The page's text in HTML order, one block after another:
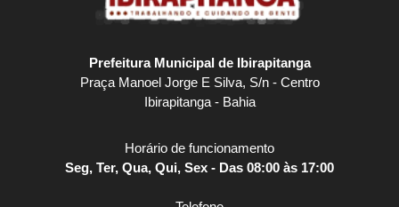
Prefeitura Municipal de Ibirapitanga
Praça Manoel Jorge E Silva, S/n - Centro
Ibirapitanga - Bahia
Horário de funcionamento
Seg, Ter, Qua, Qui, Sex - Das 08:00 às 17:00